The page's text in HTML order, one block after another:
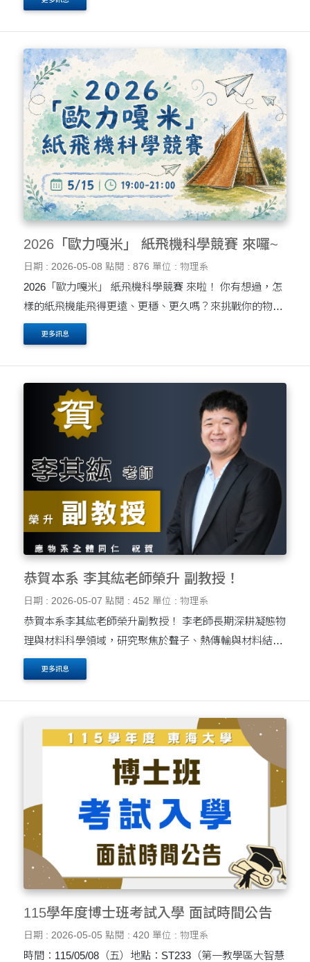
2026「歐力嘎米」 紙飛機科學競賽 來囉~
日期 : 2026-05-08 點閱 : 876 單位 : 物理系
2026「歐力嘎米」 紙飛機科學競賽 來啦！ 你有想過，怎
樣的紙飛機能飛得更遠、更穩、更久嗎？來挑戰你的物理
直覺和動手能力！ 我們將於 5月15日 舉辦一場精彩的 紙
飛機科學競賽，歡迎所有對科學、飛行或手作有....
更多訊息
恭賀本系 李其紘老師榮升 副教授！
日期 : 2026-05-07 點閱 : 452 單位 : 物理系
恭賀本系李其紘老師榮升副教授！ 李老師長期深耕凝態物
理與材料科學領域，研究聚焦於聲子、熱傳輸與材料結構
等關鍵議題，近年更於排名前10%的國際頂尖期刊中發表
多篇具代表性的研究成果，展現卓越的學術能量與....
更多訊息
115學年度博士班考試入學 面試時間公告
日期 : 2026-05-05 點閱 : 420 單位 : 物理系
時間：115/05/08（五）地點：ST233（第一教學區大智慧